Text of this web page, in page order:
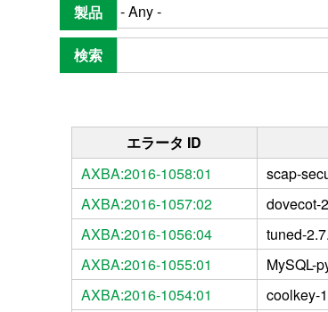
製品
検索
エラータ ID
AXBA:2016-1058:01
scap-
AXBA:2016-1057:02
dovecot-
AXBA:2016-1056:04
tuned-
AXBA:2016-1055:01
MySQL-
AXBA:2016-1054:01
coolkey-